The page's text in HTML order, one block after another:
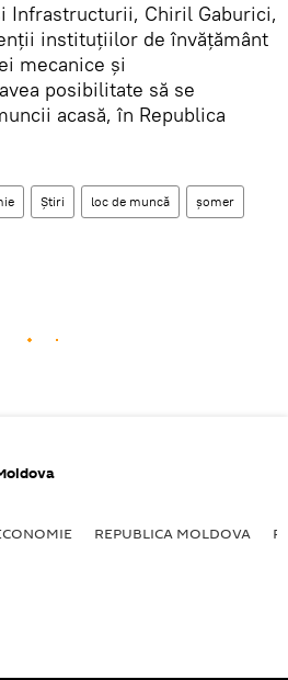
Infrastructurii, Chiril Gaburici,
instituțiilor de învățământ
mecanice și
posibilitate să se
acasă, în Republica
Știri loc de muncă șomer
REPUBLICA MOLDOVA